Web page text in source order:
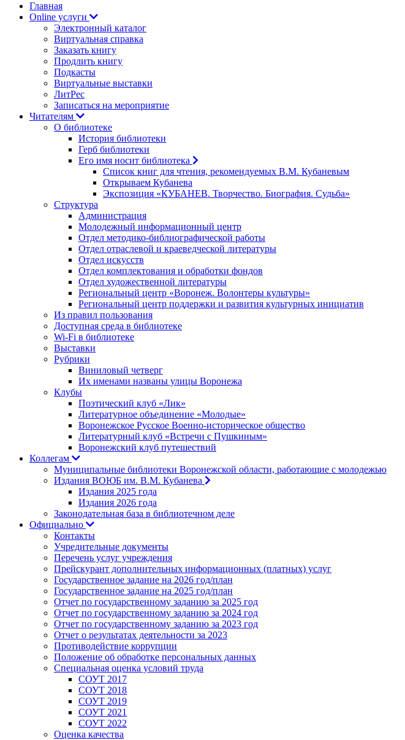
Главная
Online услуги
Электронный каталог
Виртуальная справка
Заказать книгу
Продлить книгу
Подкасты
Виртуальные выставки
ЛитРес
Записаться на мероприятие
Читателям
О библиотеке
История библиотеки
Герб библиотеки
Его имя носит библиотека
Список книг для чтения, рекомендуемых В.М. Кубаневым
Открываем Кубанева
Экспозиция «КУБАНЕВ. Творчество. Биография. Судьба»
Структура
Администрация
Молодежный информационный центр
Отдел методико-библиографической работы
Отдел отраслевой и краеведческой литературы
Отдел искусств
Отдел комплектования и обработки фондов
Отдел художественной литературы
Региональный центр «Воронеж. Волонтеры культуры»
Региональный центр поддержки и развития культурных инициатив
Из правил пользования
Доступная среда в библиотеке
Wi-Fi в библиотеке
Выставки
Рубрики
Виниловый четверг
Их именами названы улицы Воронежа
Клубы
Поэтический клуб «Лик»
Литературное объединение «Молодые»
Воронежское Русское Военно-историческое общество
Литературный клуб «Встречи с Пушкиным»
Воронежский клуб путешествий
Коллегам
Муниципальные библиотеки Воронежской области, работающие с молодежью
Издания ВОЮБ им. В.М. Кубанева
Издания 2025 года
Издания 2026 года
Законодательная база в библиотечном деле
Официально
Контакты
Учредительные документы
Перечень услуг учреждения
Прейскурант дополнительных информационных (платных) услуг
Государственное задание на 2026 год/план
Государственное задание на 2025 год/план
Отчет по государственному заданию за 2025 год
Отчет по государственному заданию за 2024 год
Отчет по государственному заданию за 2023 год
Отчет о результатах деятельности за 2023
Противодействие коррупции
Положение об обработке персональных данных
Специальная оценка условий труда
СОУТ 2017
СОУТ 2018
СОУТ 2019
СОУТ 2021
СОУТ 2022
Оценка качества